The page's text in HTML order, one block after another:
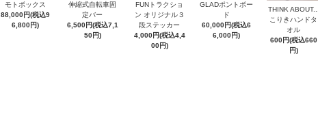
モトボックス
88,000円(税込9
6,800円)
伸縮式自転車固
定バー
6,500円(税込7,1
50円)
FUNトラクショ
ン オリジナル３
段ステッカー
4,000円(税込4,4
00円)
GLADポントボー
ド
60,000円(税込6
6,000円)
THINK ABOUT...
こりきハンドタ
オル
600円(税込660
円)